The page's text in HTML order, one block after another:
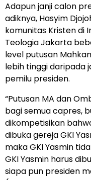
Adapun janji calon
adiknya, Hasyim
komunitas Kristen di
Teologia Jakarta
level putusan
lebih tinggi daripada
pemilu presiden.
“Putusan MA dan
bagi semua capres,
dikompetisikan
dibuka gereja GKI
maka GKI Yasmin
GKI Yasmin harus
siapa pun presiden